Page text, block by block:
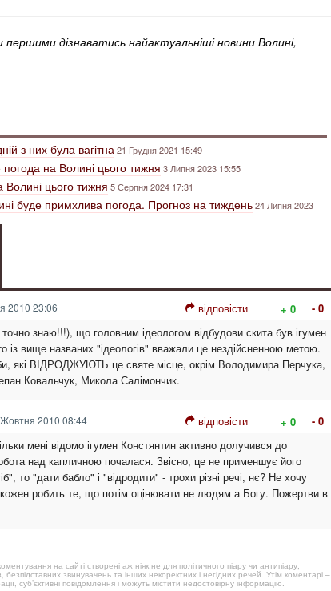
першими дізнаватись найактуальніші новини Волині,
з них була вагітна21 Грудня 2021 15:49
на Волині цього тижня 3 Липня 2023 15:55
цього тижня 5 Серпня 2024 17:31
буде примхлива погода. Прогноз на тиждень24 Липня 2023
2010 23:06 відповісти + 0
- 0
знаю!!!), що головним ідеологом відбудови скита був ігумен
із вище названих "ідеологів" вважали це нездійсненною метою.
які ВІДРОДЖУЮТЬ це святе місце, окрім Володимира Перчука,
Ковальчук, Микола Салімончик.
2010 08:44 відповісти + 0
- 0
мені відомо ігумен Констянтин активно долучився до
над капличною почалася. Звісно, це не применшує його
то "дати бабло" і "відродити" - трохи різні речі, нє? Не хочу
робить те, що потім оцінювати не людям а Богу. Пожертви в
на сайті створені аж ніяк не для політичного піару чи антипіару,
звинувачень та інших некоректних і негідних речей. Утім коментарі –
суб’єктивні повідомлення і можуть містити недостовірну інформацію.